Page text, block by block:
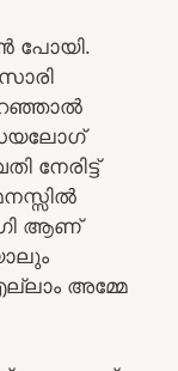
പോയി.
നേരിട്ട്
ആണ്
അമ്മേ